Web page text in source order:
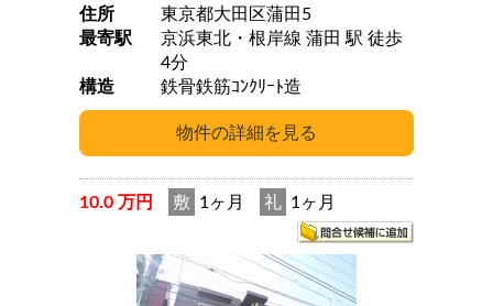
住所
東京都大田区蒲田5
最寄駅
京浜東北・根岸線 蒲田 駅 徒歩
4分
構造
鉄骨鉄筋ｺﾝｸﾘｰﾄ造
10.0 万円 敷 1ヶ月 礼 1ヶ月